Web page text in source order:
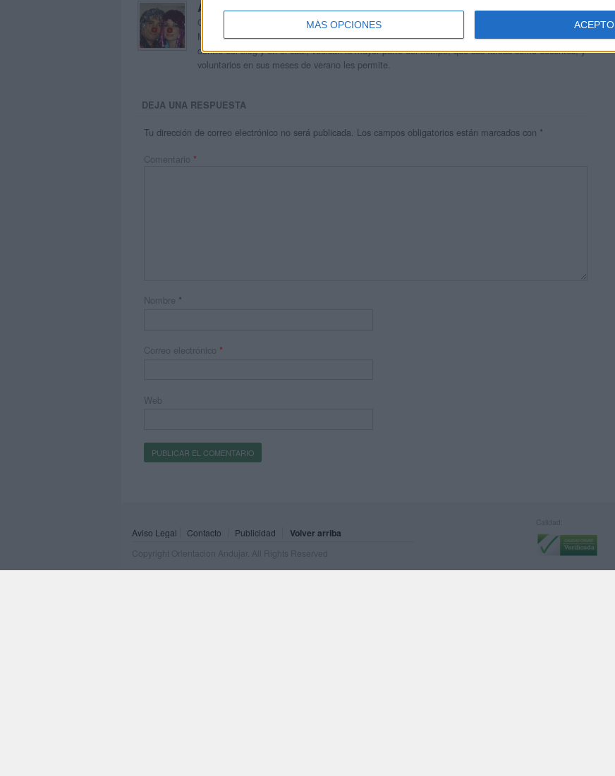
MÁS OPCIONES ACEPTO
Acerca de orientacionandujar
Orientación Andújar no es solo un blog, es la apuesta personal de dos profesores Ginés y
Maribel, que además de ser pareja, son los encargados de los contenidos que encontramos
dentro del blog y en el cual, vuelcan la mayor parte del tiempo, que sus tareas como docentes, y
voluntarios en sus meses de verano les permite.
DEJA UNA RESPUESTA
Tu dirección de correo electrónico no será publicada. Los campos obligatorios están marcados con *
Comentario *
Nombre *
Correo electrónico *
Web
Aviso Legal Contacto Publicidad Volver arriba